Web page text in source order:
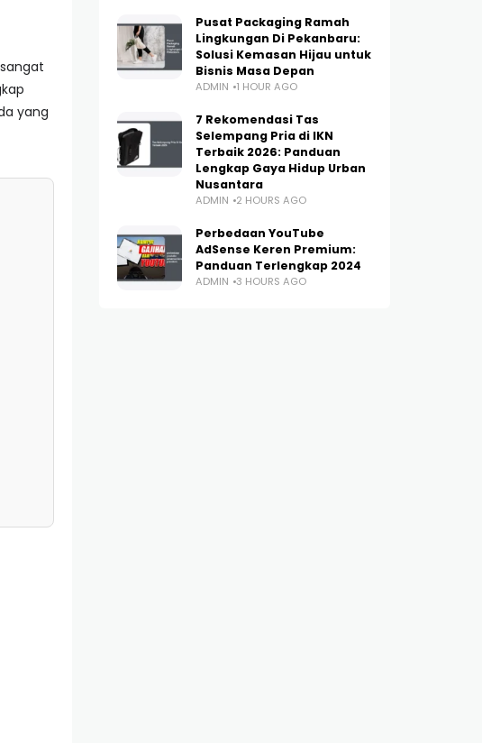
yang
Pusat Packaging Ramah
Lingkungan Di Pekanbaru:
Solusi Kemasan Hijau untuk
Bisnis Masa Depan
ADMIN 1 HOUR AGO
7 Rekomendasi Tas
Selempang Pria di IKN
Terbaik 2026: Panduan
Lengkap Gaya Hidup Urban
Nusantara
ADMIN 2 HOURS AGO
Perbedaan YouTube
AdSense Keren Premium:
Panduan Terlengkap 2024
ADMIN 3 HOURS AGO